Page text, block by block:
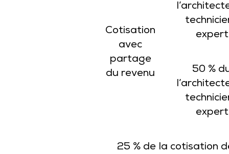
Cotisation
avec
partage
du revenu
50 %
25 % de la cotisation